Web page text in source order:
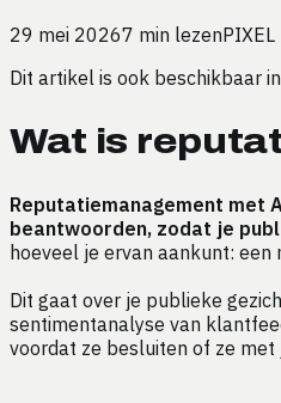
29 mei 20267 min lezenPIXEL
Dit artikel is ook beschikbaar
Wat is
Reputatiemanagement met
beantwoorden, zodat je
hoeveel je ervan aankunt:
Dit gaat over je publieke
sentimentanalyse van
voordat ze besluiten of ze met